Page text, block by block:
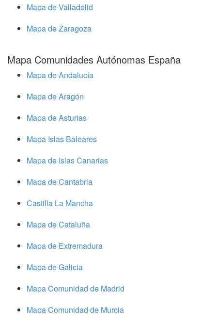
Mapa de Valladolid
Mapa de Zaragoza
Mapa Comunidades Autónomas España
Mapa de Andalucía
Mapa de Aragón
Mapa de Asturias
Mapa Islas Baleares
Mapa de Islas Canarias
Mapa de Cantabria
Castilla La Mancha
Mapa de Cataluña
Mapa de Extremadura
Mapa de Galicia
Mapa Comunidad de Madrid
Mapa Comunidad de Murcia